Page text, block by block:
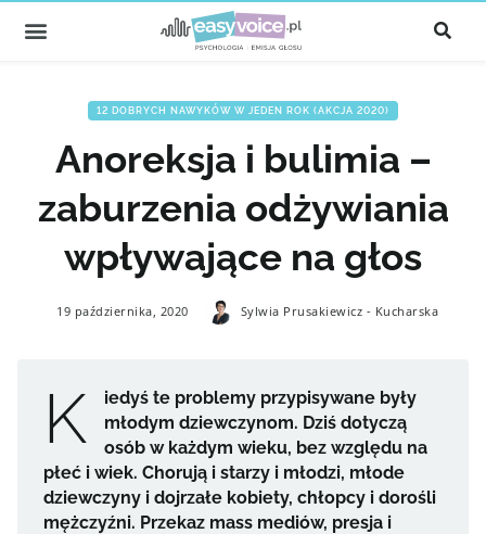
12 DOBRYCH NAWYKÓW W JEDEN ROK (AKCJA 2020)
Anoreksja i bulimia –
zaburzenia odżywiania
wpływające na głos
19 października, 2020 Sylwia Prusakiewicz - Kucharska
K
iedyś te problemy przypisywane były
młodym dziewczynom. Dziś dotyczą
osób w każdym wieku, bez względu na
płeć i wiek. Chorują i starzy i młodzi, młode
dziewczyny i dojrzałe kobiety, chłopcy i dorośli
mężczyźni. Przekaz mass mediów, presja i